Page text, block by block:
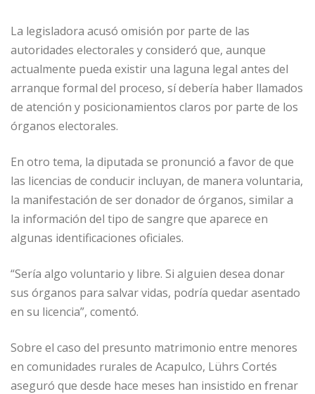
La legisladora acusó omisión por parte de las
autoridades electorales y consideró que, aunque
actualmente pueda existir una laguna legal antes del
arranque formal del proceso, sí debería haber llamados
de atención y posicionamientos claros por parte de los
órganos electorales.
En otro tema, la diputada se pronunció a favor de que
las licencias de conducir incluyan, de manera voluntaria,
la manifestación de ser donador de órganos, similar a
la información del tipo de sangre que aparece en
algunas identificaciones oficiales.
“Sería algo voluntario y libre. Si alguien desea donar
sus órganos para salvar vidas, podría quedar asentado
en su licencia”, comentó.
Sobre el caso del presunto matrimonio entre menores
en comunidades rurales de Acapulco, Lührs Cortés
aseguró que desde hace meses han insistido en frenar